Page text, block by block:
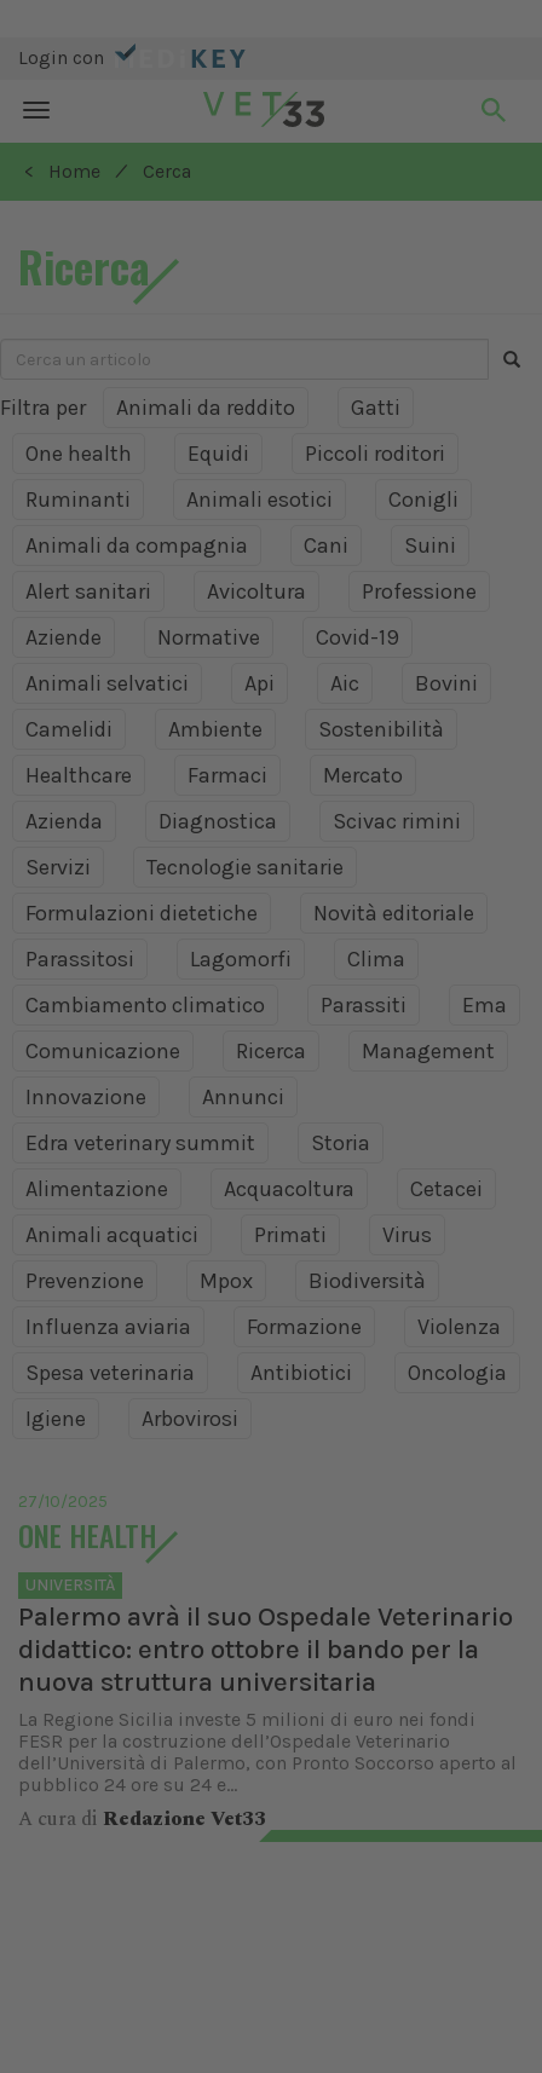
Login con
Toggle
navigation
< Home
/ Cerca
Ricerca
Filtra per Animali da reddito
Gatti
One health
Equidi
Piccoli roditori
Ruminanti
Animali esotici
Conigli
Animali da compagnia
Cani
Suini
Alert sanitari
Avicoltura
Professione
Aziende
Normative
Covid-19
Animali selvatici
Api Aic
Bovini
Camelidi
Ambiente
Sostenibilità
Healthcare
Farmaci
Mercato
Azienda
Diagnostica
Scivac rimini
Servizi
Tecnologie sanitarie
Formulazioni dietetiche
Novità editoriale
Parassitosi
Lagomorfi
Clima
Cambiamento climatico
Parassiti
Ema
Comunicazione
Ricerca
Management
Innovazione
Annunci
Edra veterinary summit
Storia
Alimentazione
Acquacoltura
Cetacei
Animali acquatici
Primati
Virus
Prevenzione
Mpox
Biodiversità
Influenza aviaria
Formazione
Violenza
Spesa veterinaria
Antibiotici
Oncologia
Igiene
Arbovirosi
27/10/2025
ONE HEALTH
UNIVERSITÀ
Palermo avrà il suo Ospedale Veterinario
didattico: entro ottobre il bando per la
nuova struttura universitaria
La Regione Sicilia investe 5 milioni di euro nei fondi
FESR per la costruzione dell’Ospedale Veterinario
dell’Università di Palermo, con Pronto Soccorso aperto al
pubblico 24 ore su 24 e...
A cura di Redazione Vet33